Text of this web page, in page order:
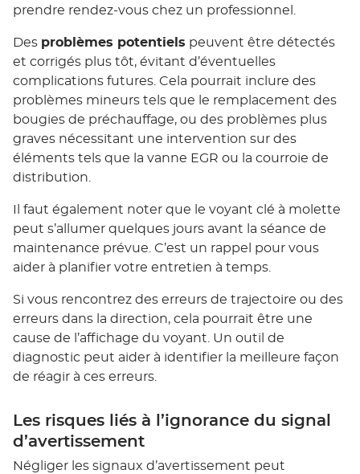
prendre rendez-vous chez un professionnel.
Des problèmes potentiels peuvent être détectés
et corrigés plus tôt, évitant d’éventuelles
complications futures. Cela pourrait inclure des
problèmes mineurs tels que le remplacement des
bougies de préchauffage, ou des problèmes plus
graves nécessitant une intervention sur des
éléments tels que la vanne EGR ou la courroie de
distribution.
Il faut également noter que le voyant clé à molette
peut s’allumer quelques jours avant la séance de
maintenance prévue. C’est un rappel pour vous
aider à planifier votre entretien à temps.
Si vous rencontrez des erreurs de trajectoire ou des
erreurs dans la direction, cela pourrait être une
cause de l’affichage du voyant. Un outil de
diagnostic peut aider à identifier la meilleure façon
de réagir à ces erreurs.
Les risques liés à l’ignorance du signal
d’avertissement
Négliger les signaux d’avertissement peut